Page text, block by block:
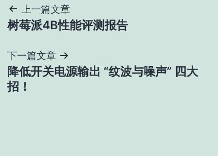
文
章
导
航
上一篇文章
树莓派4B性能评测报告
下一篇文章
降低开关电源输出 “纹波与噪声” 四大
招！